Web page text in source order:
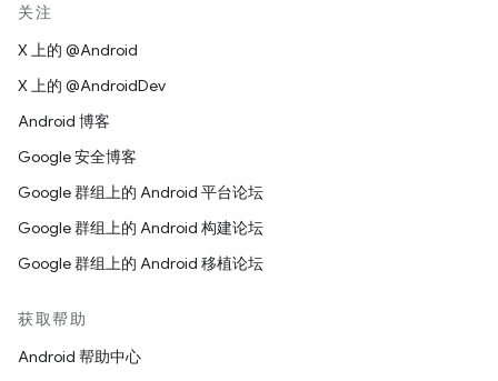
关注
X 上的 @Android
X 上的 @AndroidDev
Android 博客
Google 安全博客
Google 群组上的 Android 平台论坛
Google 群组上的 Android 构建论坛
Google 群组上的 Android 移植论坛
获取帮助
Android 帮助中心